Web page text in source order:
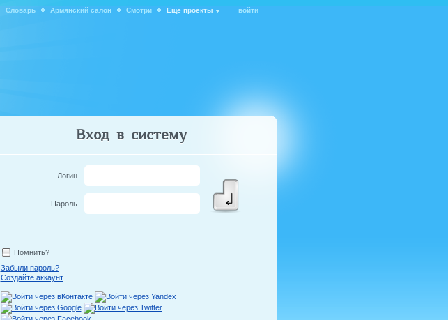
Словарь Армянский салон Смотри Еще проекты войти
Вход в систему
Логин
Пароль
Помнить?
Забыли пароль?
Создайте аккаунт